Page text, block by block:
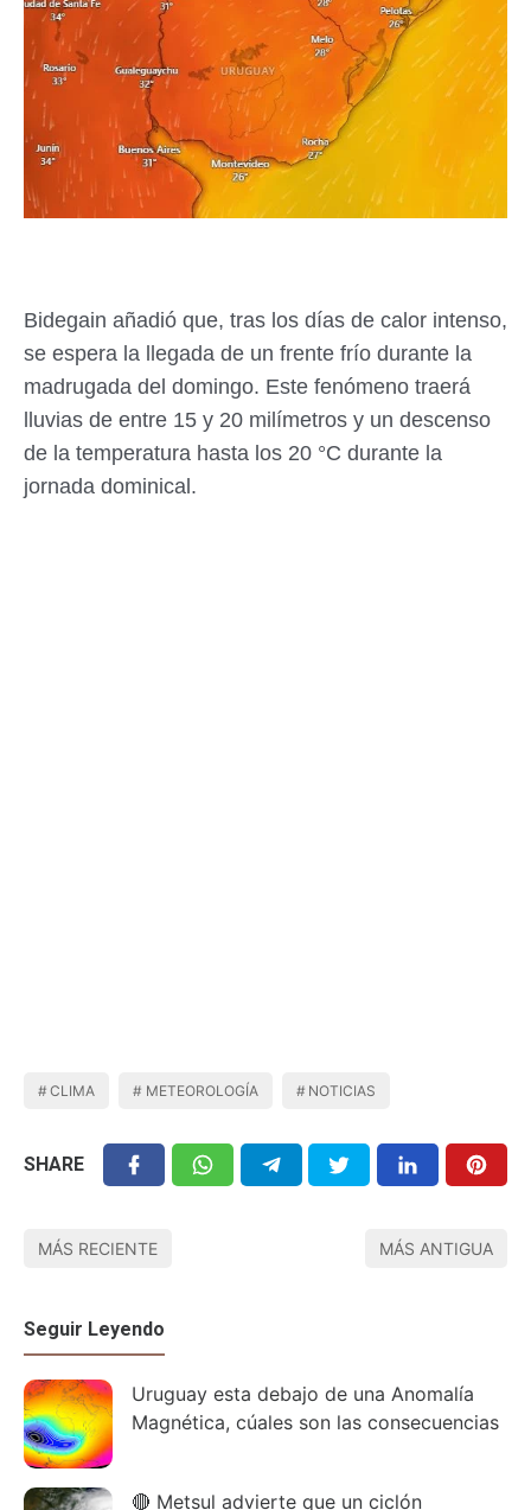
Bidegain añadió que, tras los días de calor intenso,
se espera la llegada de un frente frío durante la
madrugada del domingo. Este fenómeno traerá
lluvias de entre 15 y 20 milímetros y un descenso
de la temperatura hasta los 20 °C durante la
jornada dominical.
CLIMA METEOROLOGÍA NOTICIAS
SHARE
MÁS RECIENTE MÁS ANTIGUA
Seguir Leyendo
Uruguay esta debajo de una Anomalía
Magnética, cúales son las consecuencias
🔴 Metsul advierte que un ciclón